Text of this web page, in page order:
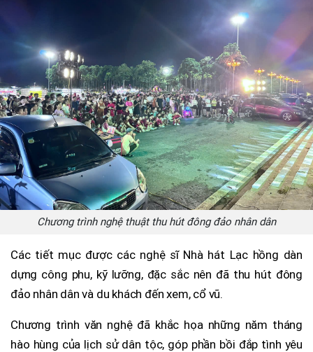
Chương trình nghệ thuật thu hút đông đảo nhân dân
Các tiết mục được các nghệ sĩ Nhà hát Lạc hồng dàn
dựng công phu, kỹ lưỡng, đặc sắc nên đã thu hút đông
đảo nhân dân và du khách đến xem, cổ vũ.
Chương trình văn nghệ đã khắc họa những năm tháng
hào hùng của lịch sử dân tộc, góp phần bồi đắp tình yêu